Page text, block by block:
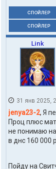
СПОЙЛЕР
СПОЙЛЕР
Link
31 янв 2025,
jenya23-2, Я
Проц плюс
не понимаю на
в днс 160 000
Пойду на